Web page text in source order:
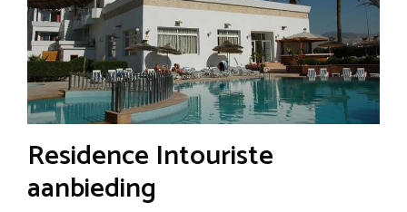
Residence Intouriste
aanbieding